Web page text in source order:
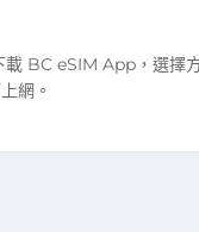
載 BC eSIM App，選擇
網。